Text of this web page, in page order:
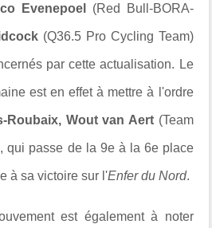
Evenepoel (Red Bull-BORA-
(Q36.5 Pro Cycling Team)
par cette actualisation. Le
est en effet à mettre à l'ordre
Roubaix, Wout van Aert (Team
qui passe de la 9e à la 6e place
à sa victoire sur l'Enfer du Nord.
est également à noter